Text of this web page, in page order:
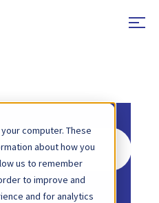
computer. These
about how you
us to remember
to improve and
and for analytics